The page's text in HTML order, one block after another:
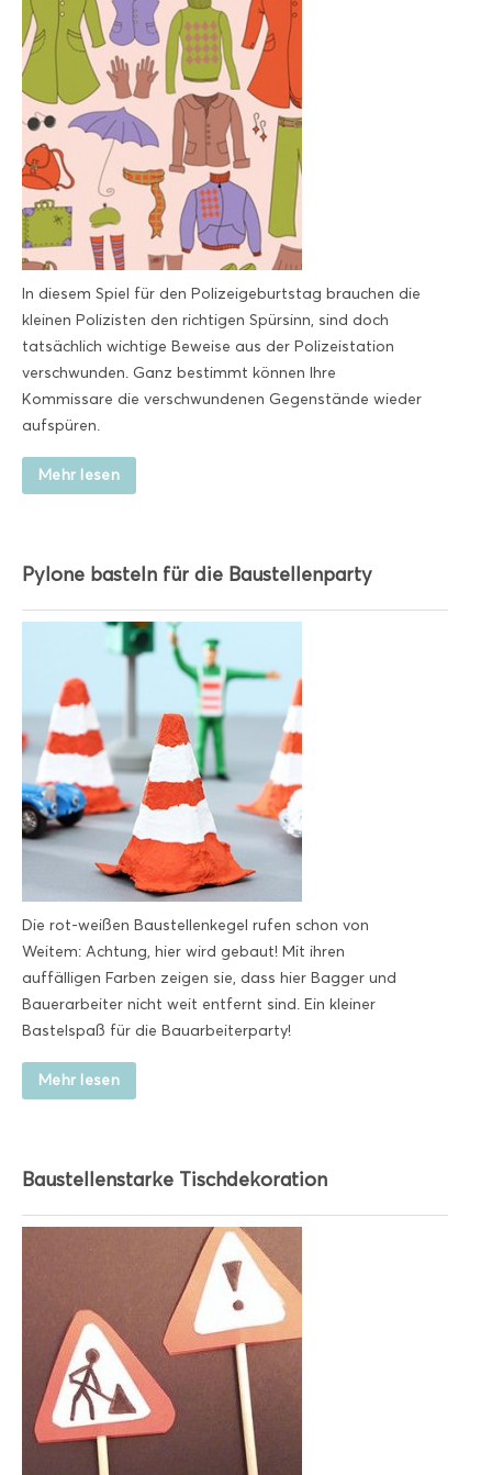
In diesem Spiel für den Polizeigeburtstag brauchen die
kleinen Polizisten den richtigen Spürsinn, sind doch
tatsächlich wichtige Beweise aus der Polizeistation
verschwunden. Ganz bestimmt können Ihre
Kommissare die verschwundenen Gegenstände wieder
aufspüren.
Mehr lesen
Pylone basteln für die Baustellenparty
Die rot-weißen Baustellenkegel rufen schon von
Weitem: Achtung, hier wird gebaut! Mit ihren
auffälligen Farben zeigen sie, dass hier Bagger und
Bauerarbeiter nicht weit entfernt sind. Ein kleiner
Bastelspaß für die Bauarbeiterparty!
Mehr lesen
Baustellenstarke Tischdekoration